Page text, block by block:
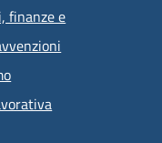
finanze e